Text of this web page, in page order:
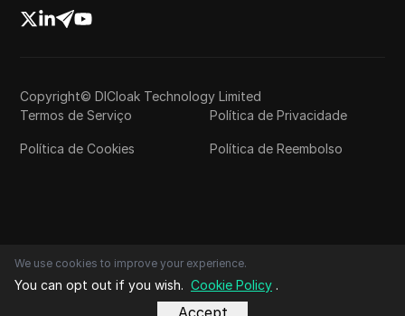
Copyright© DICloak Technology Limited
Termos de Serviço
Política de Privacidade
Política de Cookies Política de Reembolso
We use cookies to improve your experience.
You can opt out if you wish. Cookie Policy .
Accept